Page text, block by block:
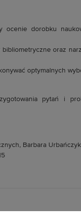
dorobku
oraz
optymalnych
pytań i
Barbara Urbańczyk